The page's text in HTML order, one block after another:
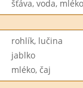
šťáva, voda, mléko
rohlík, lučina
jablko
mléko, čaj